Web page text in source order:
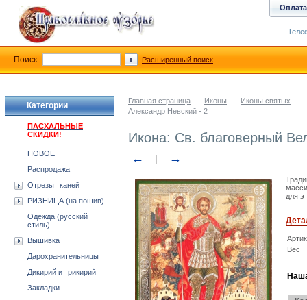
Главная страница - Иконы - Иконы святых
-
Александр Невский - 2
Икона: Св. благоверный
← →
для
Вес
Категории
ПАСХАЛЬНЫЕ
СКИДКИ!
НОВОЕ
Распродажа
Отрезы тканей
РИЗНИЦА (на пошив)
Одежда (русский
стиль)
Вышивка
Дарохранительницы
Дикирий и трикирий
Закладки
Оплата
Поиск: Расширенный поиск